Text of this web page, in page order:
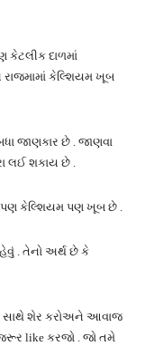
કેટલીક દાળમાં
રાજમામાં કેલ્શિયમ ખૂબ
જાણકાર છે . જાણવા
લઈ શકાય છે .
પણ કેલ્શિયમ પણ ખૂબ છે .
. તેનો અર્થ છે કે
શેર કરોઅને આવાજ
like કરજો . જો તમે